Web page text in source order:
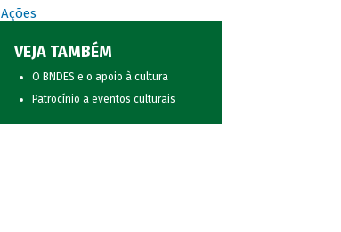
Ações
VEJA TAMBÉM
O BNDES e o apoio à cultura
Patrocínio a eventos culturais